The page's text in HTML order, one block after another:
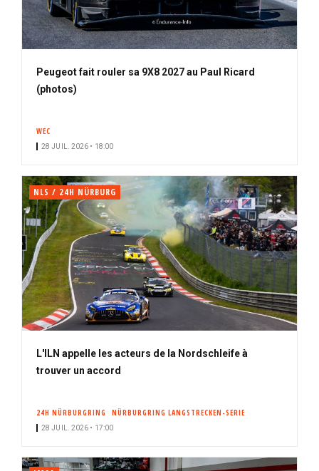
Peugeot fait rouler sa 9X8 2027 au Paul Ricard
(photos)
WEC
28 JUIL. 2026 • 18:00
NLS / 24H NÜRBURG
L'ILN appelle les acteurs de la Nordschleife à
trouver un accord
24H NÜRBURGRING NÜRBURGRING LANGSTRECKEN-SERIE
28 JUIL. 2026 • 17:00